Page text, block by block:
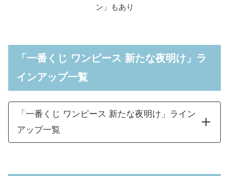
ン」もあり
「一番くじ ワンピース 新たな夜明け」ラ
インアップ一覧
「一番くじ ワンピース 新たな夜明け」ライン
アップ一覧